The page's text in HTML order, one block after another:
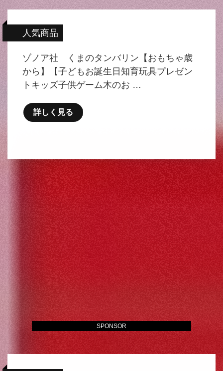
人気商品
ゾノア社 くまのタンバリン【おもちゃ歳
から】【子どもお誕生日知育玩具プレゼン
トキッズ子供ゲーム木のお …
詳しく見る
SPONSOR